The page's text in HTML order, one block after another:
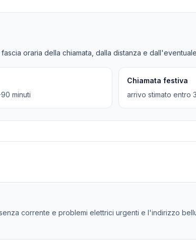
oraria della chiamata, dalla distanza e
minuti
Chiamata festiva
arrivo stimato entro
corrente e problemi elettrici urgenti e l'indirizzo